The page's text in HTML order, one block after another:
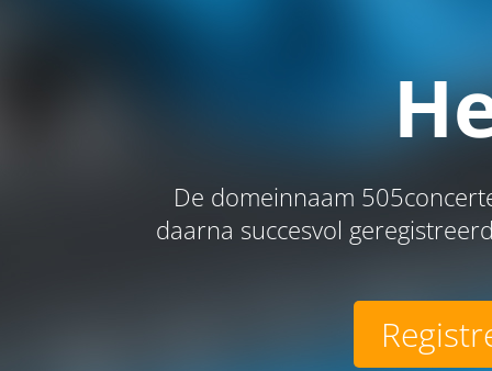
De domeinnaam
daarna succesvol